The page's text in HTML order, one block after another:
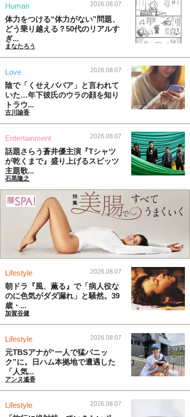
Human 2026.08.07
体力をつける“体力がない”問題、
どう乗り越える？50代のリアルす
ぎ...
まなたろう
Love 2026.08.07
陰で「くせえババア」と言われて
いた…年下彼氏のウラの顔を知り
トラウ...
古川諭香
Entertainment 2026.08.07
話題さらう蒼井優主演『Tシャツ
が乾くまで』盛り上げるスピッツ
主題歌...
石黒隆之
Lifestyle 2026.08.07
朝ドラ『風、薫る』で「病人役な
のに色気がダダ漏れ」と騒然。39
歳・...
加賀谷健
Lifestyle 2026.08.07
元TBSアナが“一人で猛パニッ
ク”に。日ハム本拠地で遭遇した
「人気...
アンヌ遙香
Lifestyle 2026.08.07